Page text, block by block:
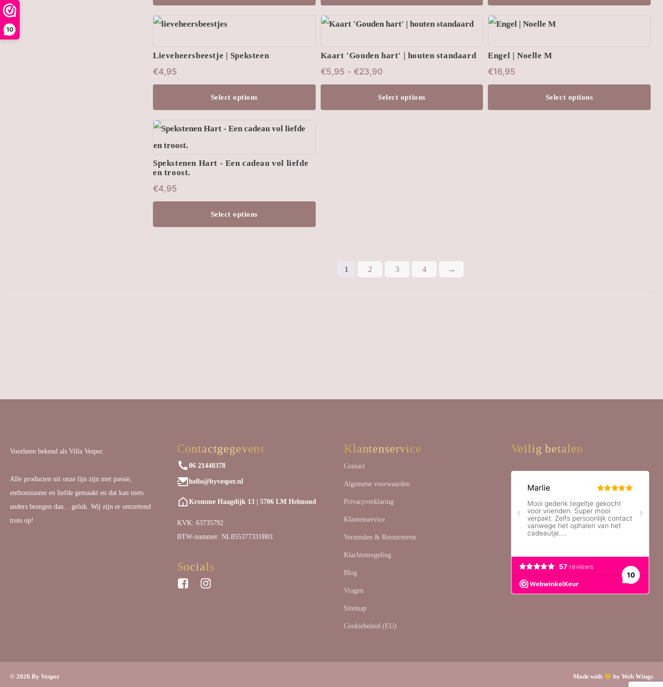
10
Deze
optie
gekozen
worden
op
Lieveheersbeestje | Speksteen
€4,95
Select options
Kaart 'Gouden hart' | houten standaard
€5,95 - €23,90Prijsklasse:
Select options
Dit
heeft
meerdere
Deze
Engel | Noelle M
€16,95
Select options
Spekstenen Hart - Een cadeau vol liefde
en troost.
€4,95
Select options
1 2 3 4 →
Voorheen bekend als Villa Vesper.
Alle producten uit onze lijn zijn met passie,
enthousiasme en liefde gemaakt en dat kan niets
anders brengen dan... geluk. Wij zijn er ontzettend
trots op!
Contactgegevens
06 21440378
hello@byvesper.nl
Kromme Haagdijk 13 | 5706 LM Helmond
KVK: 63735792
BTW-nummer: NL855377331B01
Socials
Klantenservice
Contact
Algemene voorwaarden
Privacyverklaring
Klantenservice
Verzenden & Retourneren
Klachtenregeling
Blog
Vragen
Sitemap
Cookiebeleid (EU)
Veilig betalen
© 2026 By Vesper Made with by Web Wings